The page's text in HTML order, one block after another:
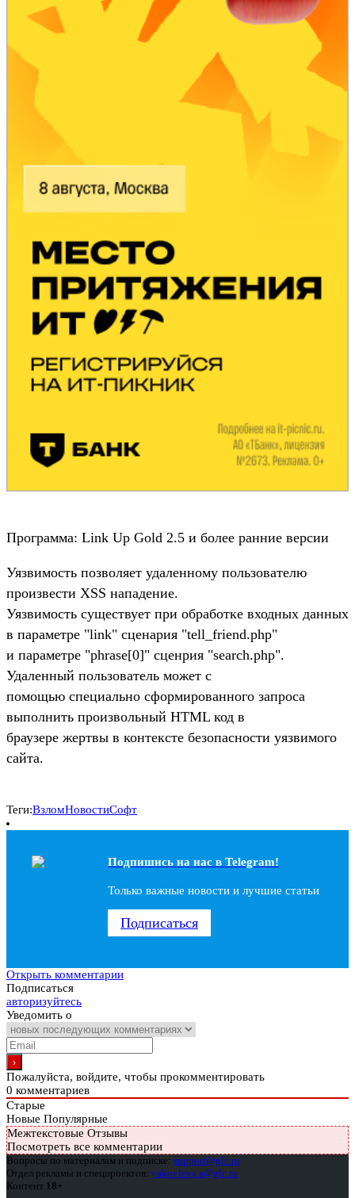
Программа: Link Up Gold 2.5 и более ранние версии
Уязвимость позволяет удаленному пользователю
произвести XSS нападение.
Уязвимость существует при обработке входных данных
в параметре "link" сценария "tell_friend.php"
и параметре "phrase[0]" сценрия "search.php".
Удаленный пользователь может с
помощью специально сформированного запроса
выполнить произвольный HTML код в
браузере жертвы в контексте безопасности уязвимого
сайта.
Теги:ВзломНовостиСофт
Подпишись на наc в Telegram!
Только важные новости и лучшие статьи
Подписаться
Открыть комментарии
Подписаться
авторизуйтесь
Уведомить о
Пожалуйста, войдите, чтобы прокомментировать
0 комментариев
Старые
Новые Популярные
Межтекстовые Отзывы
Посмотреть все комментарии
Вопросы по материалам и подписке: support@glc.ru
Отдел рекламы и спецпроектов: yakovleva.a@glc.ru
Контент 18+